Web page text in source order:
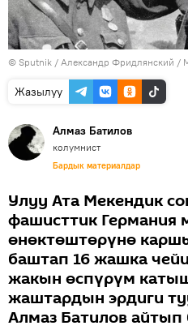
© Sputnik / Александр Фридлянский /
Жазылуу
Алмаз Батилов
колумнист
Бардык материалдар
Улуу Ата Мекендик
фашисттик Германия
өнөктөштөрүнө
баштап 16 жашка
жакын өспүрүм
жаштардын эрдиги
Алмаз Батилов айтып